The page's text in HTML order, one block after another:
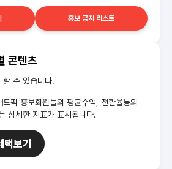
홍보 금지 리스트
콘텐츠
할 수 있습니다.
픽 홍보회원들의 평균수익, 전환율등의
상세한 지표가 표시됩니다.
보기